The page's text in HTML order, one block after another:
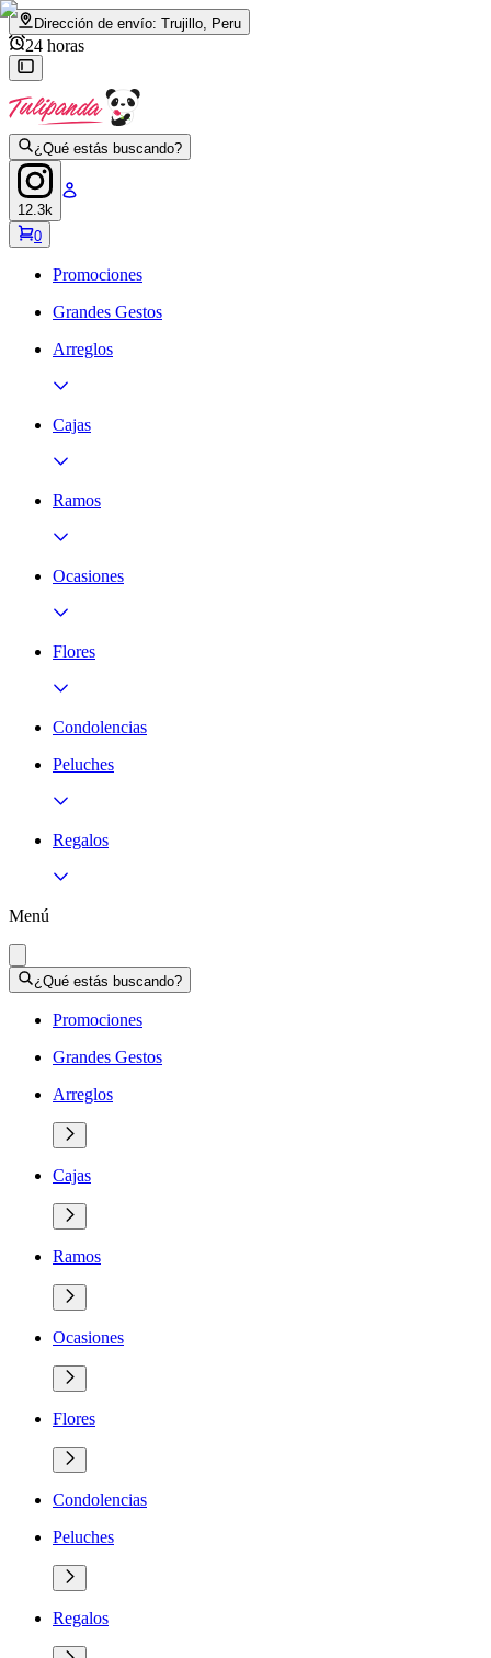
Dirección de envío: Trujillo, Peru
24 horas
¿Qué estás buscando?
12.3k
0
Promociones
Grandes Gestos
Arreglos
Cajas
Ramos
Ocasiones
Flores
Condolencias
Peluches
Regalos
Menú
¿Qué estás buscando?
Promociones
Grandes Gestos
Arreglos
Cajas
Ramos
Ocasiones
Flores
Condolencias
Peluches
Regalos